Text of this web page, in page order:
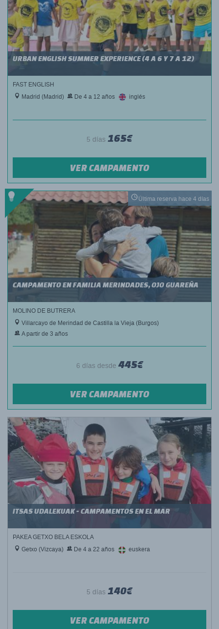
URBAN ENGLISH SUMMER EXPERIENCE (4 A 6 Y 7 A 12)
FAST ENGLISH
Madrid (Madrid)
De 4 a 12 años inglés
5 días 165€
VER CAMPAMENTO
Última reserva hace 4 días
CAMPAMENTO EN FAMILIA MERINDADES, OJO GUAREÑA
MOLINO DE BUTRERA
Villarcayo de Merindad de Castilla la Vieja (Burgos)
A partir de 3 años
6 días desde 445€
VER CAMPAMENTO
ITSAS UDALEKUAK - CAMPAMENTOS EN EL MAR
PAKEA GETXO BELA ESKOLA
Getxo (Vizcaya)
De 4 a 22 años euskera
5 días 140€
VER CAMPAMENTO